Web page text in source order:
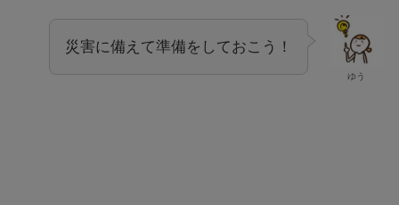
災害に備えて準備をしておこう！